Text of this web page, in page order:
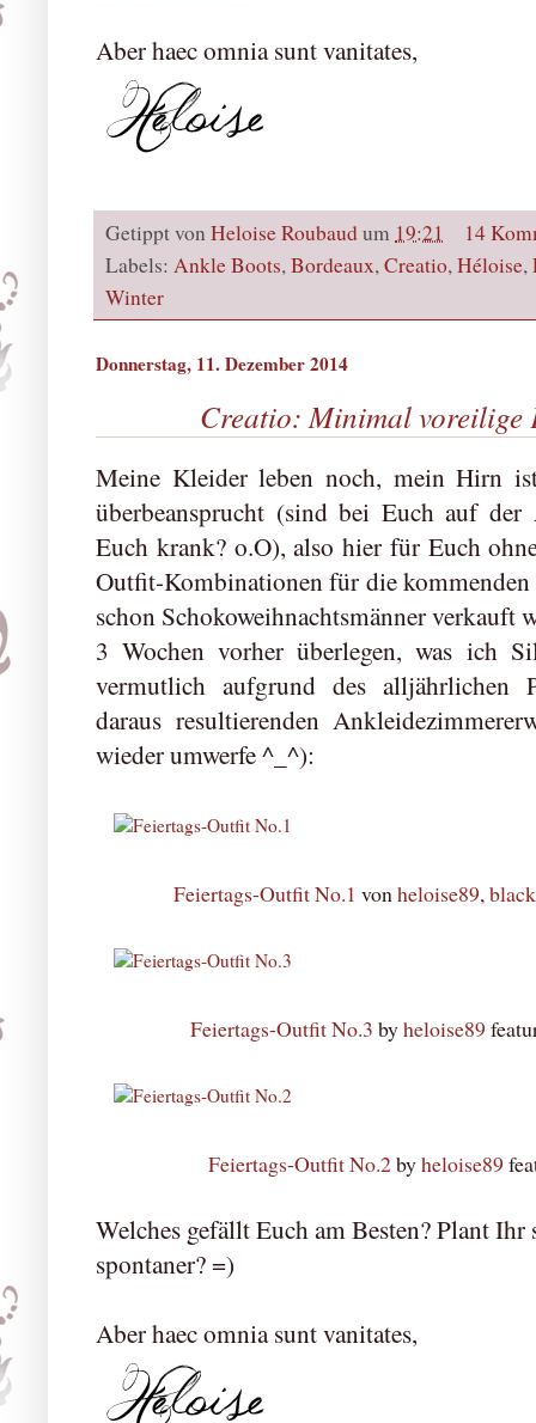
Aber haec omnia sunt vanitates,
Getippt von Heloise Roubaudum 19:21
14
Labels: Ankle Boots,Bordeaux,Creatio,Héloise,
Winter
Donnerstag, 11. Dezember 2014
Creatio: Minimal voreilige
Meine Kleider leben noch, mein Hirn
überbeansprucht (sind bei Euch auf
Euch krank? o.O), also hier für Euch
Outfit-Kombinationen für die kommenden
schon Schokoweihnachtsmänner verkauft
3 Wochen vorher überlegen, was ich
vermutlich aufgrund des alljährlichen
daraus resultierenden
wieder umwerfe ^_^):
Feiertags-Outfit No.1 vonheloise89,
Feiertags-Outfit No.3 byheloise89
Feiertags-Outfit No.2byheloise89
Welches gefällt Euch am Besten? Plant
spontaner? =)
Aber haec omnia sunt vanitates,